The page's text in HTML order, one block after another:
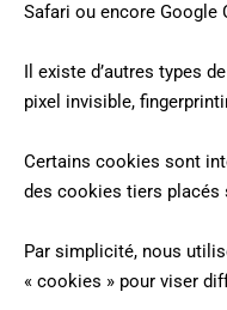
Safari ou encore Google
Il existe d’autres types
pixel invisible,
Certains cookies sont
des cookies tiers placés
Par simplicité, nous
« cookies » pour viser